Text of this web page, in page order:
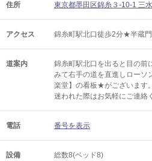
住所 東京都墨田区錦糸３-10-1 三
アクセス 錦糸町駅北口徒歩2分★半蔵
道案内
錦糸町駅北口を出ると目の前
みて右手の道を直進しロー
楽堂】の看板★がございます
迷われた際はお気軽にご連絡
電話 番号を表示
設備 総数8(ベッド8)